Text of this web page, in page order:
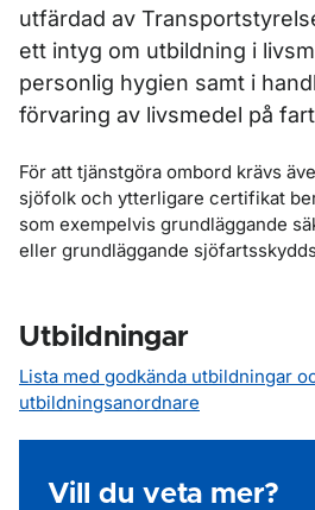
utfärdad av
ett intyg om utbildning i
personlig hygien samt i
förvaring av livsmedel på
För att tjänstgöra ombord krävs
sjöfolk och ytterligare certifikat
som exempelvis grundläggande
eller grundläggande
Utbildningar
Lista med godkända utbildningar
utbildningsanordnare
Vill du veta mer?